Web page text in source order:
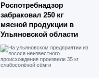
Роспотребнадзор
забраковал 250 кг
мясной продукции в
Ульяновской области